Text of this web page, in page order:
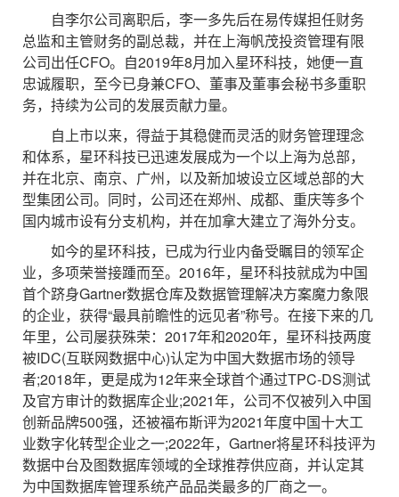
自李尔公司离职后，李一多先后在易传媒担任财务
总监和主管财务的副总裁，并在上海帆茂投资管理有限
公司出任CFO。自2019年8月加入星环科技，她便一直
忠诚履职，至今已身兼CFO、董事及董事会秘书多重职
务，持续为公司的发展贡献力量。
自上市以来，得益于其稳健而灵活的财务管理理念
和体系，星环科技已迅速发展成为一个以上海为总部，
并在北京、南京、广州，以及新加坡设立区域总部的大
型集团公司。同时，公司还在郑州、成都、重庆等多个
国内城市设有分支机构，并在加拿大建立了海外分支。
如今的星环科技，已成为行业内备受瞩目的领军企
业，多项荣誉接踵而至。2016年，星环科技就成为中国
首个跻身Gartner数据仓库及数据管理解决方案魔力象限
的企业，获得“最具前瞻性的远见者”称号。在接下来的几
年里，公司屡获殊荣：2017年和2020年，星环科技两度
被IDC(互联网数据中心)认定为中国大数据市场的领导
者;2018年，更是成为12年来全球首个通过TPC-DS测试
及官方审计的数据库企业;2021年，公司不仅被列入中国
创新品牌500强，还被福布斯评为2021年度中国十大工
业数字化转型企业之一;2022年，Gartner将星环科技评为
数据中台及图数据库领域的全球推荐供应商，并认定其
为中国数据库管理系统产品品类最多的厂商之一。